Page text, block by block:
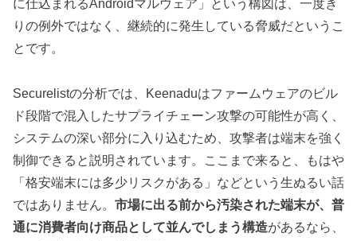
に仕込まれるAndroidマルウェア」という構図は、一度き
りの例外ではなく、継続的に発生している脅威だというこ
とです。
Securelistの分析では、Keenaduはファームウェアのビル
ド段階で混入したサプライチェーン攻撃の可能性が高く、
システムの深い部分に入り込むため、攻撃者は端末を強く
制御できると説明されています。ここまで来ると、もはや
「格安端末には多少リスクがある」などという生ぬるい話
ではありません。 市場に出る前から汚染された端末が、普
通に消費者向け商品として並んでしまう構造があるなら、